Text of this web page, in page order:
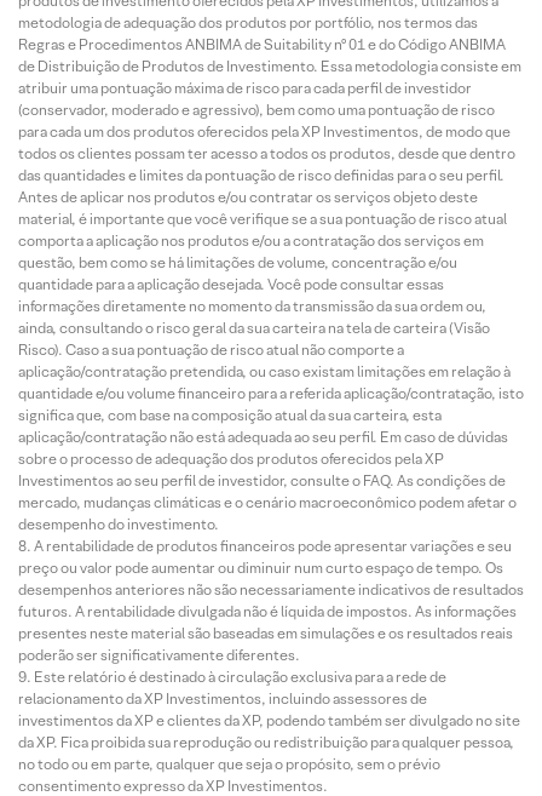
metodologia de adequação dos produtos por portfólio, nos termos das
Regras e Procedimentos ANBIMA de Suitability nº 01 e do Código ANBIMA
de Distribuição de Produtos de Investimento. Essa metodologia consiste em
atribuir uma pontuação máxima de risco para cada perfil de investidor
(conservador, moderado e agressivo), bem como uma pontuação de risco
para cada um dos produtos oferecidos pela XP Investimentos, de modo que
todos os clientes possam ter acesso a todos os produtos, desde que dentro
das quantidades e limites da pontuação de risco definidas para o seu perfil.
Antes de aplicar nos produtos e/ou contratar os serviços objeto deste
material, é importante que você verifique se a sua pontuação de risco atual
comporta a aplicação nos produtos e/ou a contratação dos serviços em
questão, bem como se há limitações de volume, concentração e/ou
quantidade para a aplicação desejada. Você pode consultar essas
informações diretamente no momento da transmissão da sua ordem ou,
ainda, consultando o risco geral da sua carteira na tela de carteira (Visão
Risco). Caso a sua pontuação de risco atual não comporte a
aplicação/contratação pretendida, ou caso existam limitações em relação à
quantidade e/ou volume financeiro para a referida aplicação/contratação, isto
significa que, com base na composição atual da sua carteira, esta
aplicação/contratação não está adequada ao seu perfil. Em caso de dúvidas
sobre o processo de adequação dos produtos oferecidos pela XP
Investimentos ao seu perfil de investidor, consulte o FAQ. As condições de
mercado, mudanças climáticas e o cenário macroeconômico podem afetar o
desempenho do investimento.
A rentabilidade de produtos financeiros pode apresentar variações e seu
preço ou valor pode aumentar ou diminuir num curto espaço de tempo. Os
desempenhos anteriores não são necessariamente indicativos de resultados
futuros. A rentabilidade divulgada não é líquida de impostos. As informações
presentes neste material são baseadas em simulações e os resultados reais
poderão ser significativamente diferentes.
Este relatório é destinado à circulação exclusiva para a rede de
relacionamento da XP Investimentos, incluindo assessores de
investimentos da XP e clientes da XP, podendo também ser divulgado no site
da XP. Fica proibida sua reprodução ou redistribuição para qualquer pessoa,
no todo ou em parte, qualquer que seja o propósito, sem o prévio
consentimento expresso da XP Investimentos.